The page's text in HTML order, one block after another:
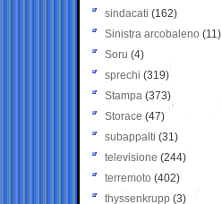
sindacati (162)
Sinistra arcobaleno (11)
Soru (4)
sprechi (319)
Stampa (373)
Storace (47)
subappalti (31)
televisione(244)
terremoto (402)
thyssenkrupp (3)